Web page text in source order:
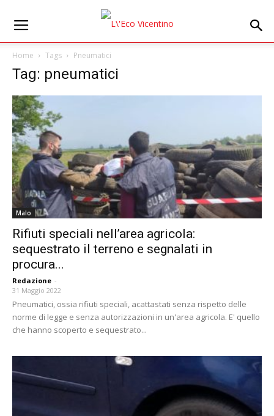
Home Tags Pneumatici
Tag: pneumatici
Malo
Rifiuti speciali nell’area agricola:
sequestrato il terreno e segnalati in
procura...
Redazione -
31 Maggio 2022
Pneumatici, ossia rifiuti speciali, acattastati senza rispetto delle
norme di legge e senza autorizzazioni in un'area agricola. E' quello
che hanno scoperto e sequestrato...